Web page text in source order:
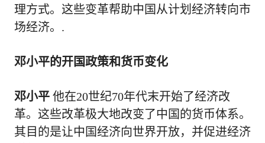
理方式。这些变革帮助中国从计划经济转向市
场经济。.
邓小平的开国政策和货币变化
邓小平 他在20世纪70年代末开始了经济改
革。这些改革极大地改变了中国的货币体系。
其目的是让中国经济向世界开放，并促进经济